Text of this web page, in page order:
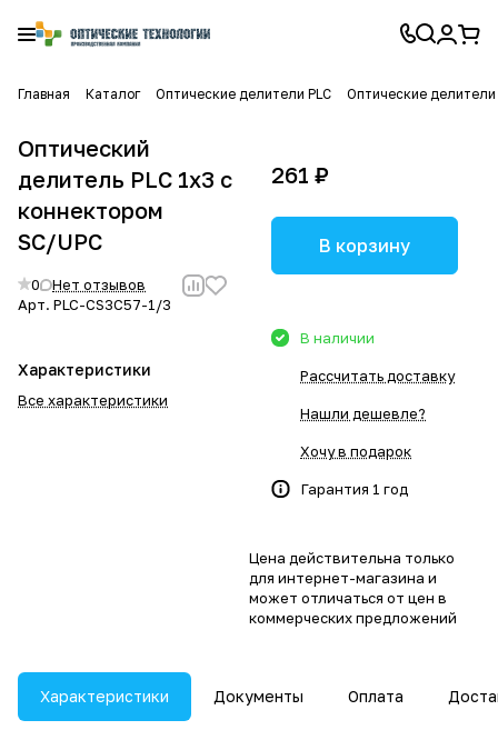
Главная Каталог Оптические делители PLC Оптические делители
Оптический
делитель PLC 1x3 с
коннектором
SC/UPC
0
Нет отзывов
Арт. PLC-CS3C57-1/3
Характеристики
Все характеристики
261 ₽
В корзину
В наличии
Рассчитать доставку
Нашли дешевле?
Хочу в подарок
Гарантия 1 год
Цена действительна только
для интернет-магазина и
может отличаться от цен в
коммерческих предложений
Характеристики Документы Оплата